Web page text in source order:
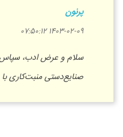
پرنون
1403-02-09 07:50:12
سلام و عرض ادب، سپاس
صنایع‌دستی منبت‌کاری